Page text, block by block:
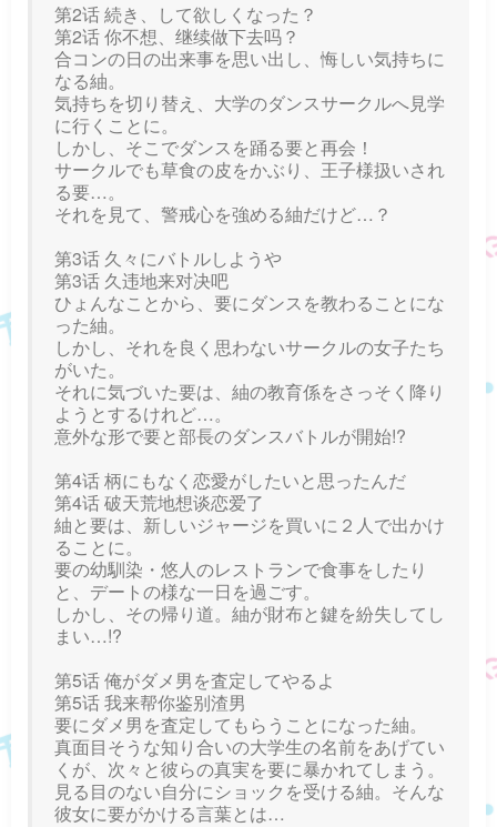
第2话 続き、して欲しくなった？
第2话 你不想、继续做下去吗？
合コンの日の出来事を思い出し、悔しい気持ちに
なる紬。
気持ちを切り替え、大学のダンスサークルへ見学
に行くことに。
しかし、そこでダンスを踊る要と再会！
サークルでも草食の皮をかぶり、王子様扱いされ
る要…。
それを見て、警戒心を強める紬だけど…？
第3话 久々にバトルしようや
第3话 久违地来对决吧
ひょんなことから、要にダンスを教わることにな
った紬。
しかし、それを良く思わないサークルの女子たち
がいた。
それに気づいた要は、紬の教育係をさっそく降り
ようとするけれど…。
意外な形で要と部長のダンスバトルが開始!?
第4话 柄にもなく恋愛がしたいと思ったんだ
第4话 破天荒地想谈恋爱了
紬と要は、新しいジャージを買いに２人で出かけ
ることに。
要の幼馴染・悠人のレストランで食事をしたり
と、デートの様な一日を過ごす。
しかし、その帰り道。紬が財布と鍵を紛失してし
まい…!?
第5话 俺がダメ男を査定してやるよ
第5话 我来帮你鉴别渣男
要にダメ男を査定してもらうことになった紬。
真面目そうな知り合いの大学生の名前をあげてい
くが、次々と彼らの真実を要に暴かれてしまう。
見る目のない自分にショックを受ける紬。そんな
彼女に要がかける言葉とは…